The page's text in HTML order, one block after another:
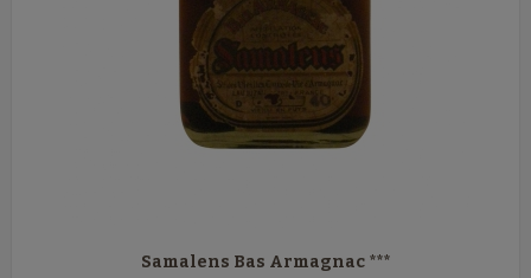
Samalens Bas Armagnac ***